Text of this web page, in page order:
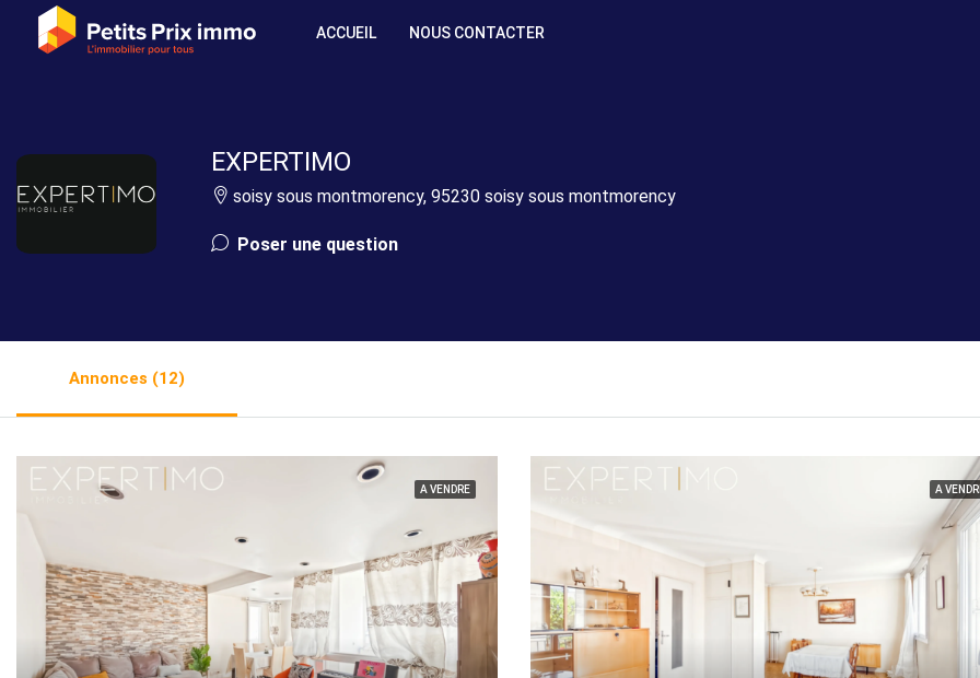
ACCUEIL NOUS CONTACTER
EXPERTIMO
soisy sous montmorency, 95230 soisy sous montmorency
Poser une question
Annonces (12)
A VENDRE A